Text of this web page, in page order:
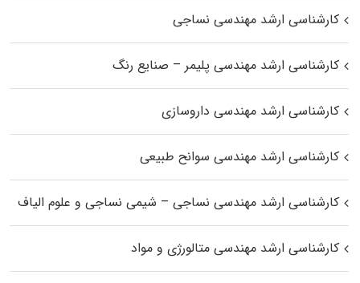
کارشناسی ارشد مهندسی نساجی
کارشناسی ارشد مهندسی پلیمر – صنایع رنگ
کارشناسی ارشد مهندسی داروسازی
کارشناسی ارشد مهندسی سوانح طبیعی
کارشناسی ارشد مهندسی نساجی – شیمی نساجی و علوم الیاف
کارشناسی ارشد مهندسی متالورژی و مواد